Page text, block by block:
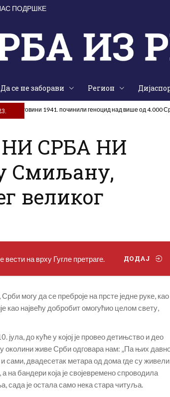
ПОДРШКЕ
Да се не заборави Регион
Херцеговини 1941. починили геноцид над више од 4.000
СРБА НИ
Смиљану,
великог
на врху Гугле претраге. ДОДАЈ
могу да се преброје на прсте једне руке, као
као највећу добробит омогућио целом свету,
јула, до куће у којој је провео детињство и део
околини живе Срби одговара нам: „Па њих
сами, двадесетак метара од дома где су живели
бандери која је својевремено спроводила
сада је остала само нека стара читуља.